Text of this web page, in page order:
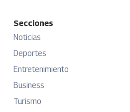
Secciones
Noticias
Deportes
Entretenimiento
Business
Turismo